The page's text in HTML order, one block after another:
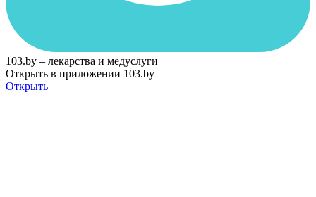
103.by – лекарства и медуслуги
Открыть в приложении 103.by
Открыть